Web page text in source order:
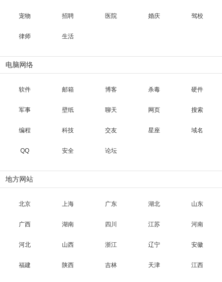
宠物 招聘 医院 婚庆 驾校
律师 生活
电脑网络
软件 邮箱 博客 杀毒 硬件
军事 壁纸 聊天 网页 搜索
编程 科技 交友 星座 域名
QQ 安全 论坛
地方网站
北京 上海 广东 湖北 山东
广西 湖南 四川 江苏 河南
河北 山西 浙江 辽宁 安徽
福建 陕西 吉林 天津 江西